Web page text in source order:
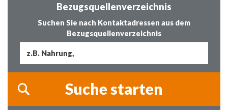
Bezugsquellenverzeichnis
Suchen Sie nach Kontaktadressen aus dem
Bezugsquellenverzeichnis